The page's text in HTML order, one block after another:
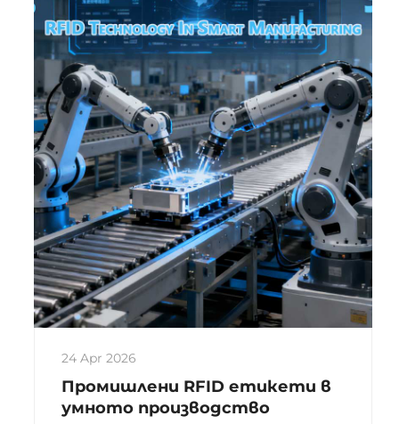
свързани данни. Процесът на
идентификация не изисква ръчно
вмешателство и може да се
извършва...
24 Apr 2026
Промишлени RFID етикети в
умното производство